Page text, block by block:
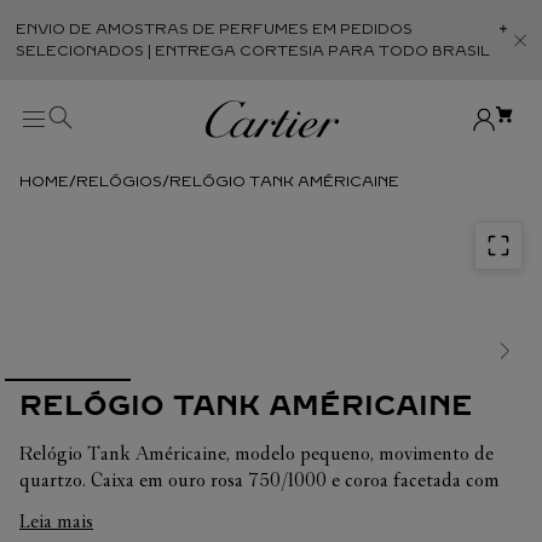
ENVIO DE AMOSTRAS DE PERFUMES EM PEDIDOS
SELECIONADOS | ENTREGA CORTESIA PARA TODO BRASIL
RELÓGIOS RELÓGIO TANK AMÉRICAINE
RELÓGIO TANK AMÉRICAINE
Relógio Tank Américaine, modelo pequeno, movimento de
quartzo. Caixa em ouro rosa 750/1000 e coroa facetada com
Mostrador escovado acetinado prateado, ponteiros em forma
Leia mais